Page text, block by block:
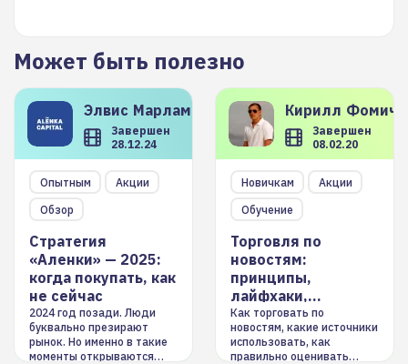
Может быть полезно
Элвис Марламов
Завершен
28.12.24
Опытным
Акции
Обзор
Стратегия
«Аленки» — 2025:
когда покупать, как
не сейчас
2024 год позади. Люди
буквально презирают
рынок. Но именно в такие
моменты открываются
Кирилл
Завершен
08.02.20
Новичкам
Акции
Обучение
Торговля по
новостям:
принципы,
лайфхаки,
инструменты
Как торговать по
новостям, какие источники
использовать, как
правильно оценивать